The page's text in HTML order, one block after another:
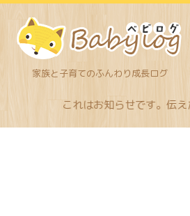
家族と子育てのふんわり成長ログ
これはお知らせです。伝えたいメッセ